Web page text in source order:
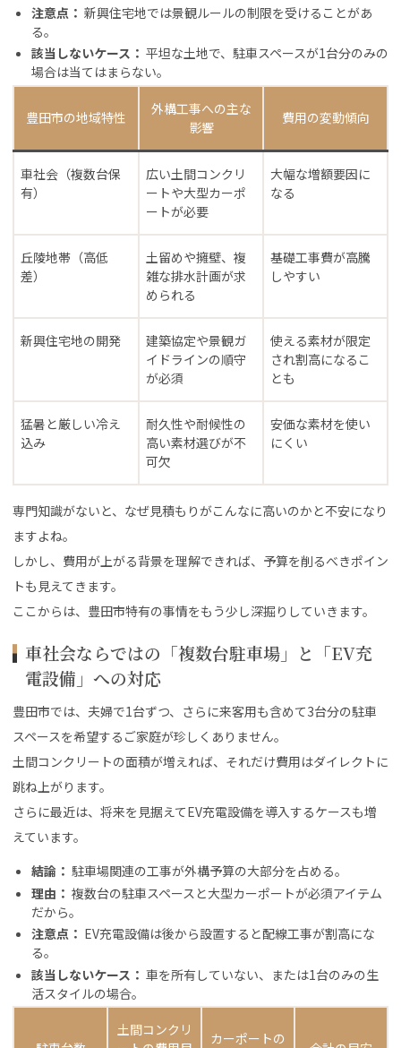
注意点： 新興住宅地では景観ルールの制限を受けることがあ
る。
該当しないケース： 平坦な土地で、駐車スペースが1台分のみの
場合は当てはまらない。
豊田市の地域特性
外構工事への主な
影響
費用の変動傾向
車社会（複数台保
有）
広い土間コンクリ
ートや大型カーポ
ートが必要
大幅な増額要因に
なる
丘陵地帯（高低
差）
土留めや擁壁、複
雑な排水計画が求
められる
基礎工事費が高騰
しやすい
新興住宅地の開発
建築協定や景観ガ
イドラインの順守
が必須
使える素材が限定
され割高になるこ
とも
猛暑と厳しい冷え
込み
耐久性や耐候性の
高い素材選びが不
可欠
安価な素材を使い
にくい
専門知識がないと、なぜ見積もりがこんなに高いのかと不安になり
ますよね。
しかし、費用が上がる背景を理解できれば、予算を削るべきポイン
トも見えてきます。
ここからは、豊田市特有の事情をもう少し深掘りしていきます。
車社会ならではの「複数台駐車場」と「EV充
電設備」への対応
豊田市では、夫婦で1台ずつ、さらに来客用も含めて3台分の駐車
スペースを希望するご家庭が珍しくありません。
土間コンクリートの面積が増えれば、それだけ費用はダイレクトに
跳ね上がります。
さらに最近は、将来を見据えてEV充電設備を導入するケースも増
えています。
結論： 駐車場関連の工事が外構予算の大部分を占める。
理由： 複数台の駐車スペースと大型カーポートが必須アイテム
だから。
注意点： EV充電設備は後から設置すると配線工事が割高にな
る。
該当しないケース： 車を所有していない、または1台のみの生
活スタイルの場合。
土間コンクリ
カーポートの